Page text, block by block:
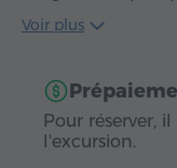
Voir plus
Pour réserver,
l'excursion.